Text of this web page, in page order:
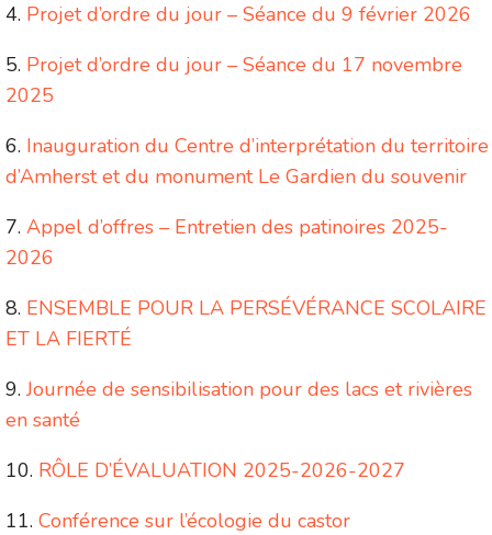
Projet d’ordre du jour – Séance du 9 février 2026
Projet d’ordre du jour – Séance du 17 novembre
2025
Inauguration du Centre d’interprétation du territoire
d’Amherst et du monument Le Gardien du souvenir
Appel d’offres – Entretien des patinoires 2025-
2026
ENSEMBLE POUR LA PERSÉVÉRANCE SCOLAIRE
ET LA FIERTÉ
Journée de sensibilisation pour des lacs et rivières
en santé
RÔLE D’ÉVALUATION 2025-2026-2027
Conférence sur l’écologie du castor